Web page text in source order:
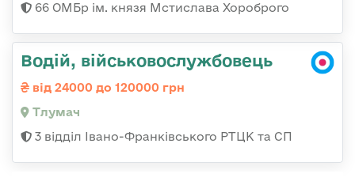
66 ОМБр ім. князя Мстислава Хороброго
Водій, військовослужбовець
від 24000 до 120000 грн
Тлумач
3 відділ Івано-Франківського РТЦК та СП